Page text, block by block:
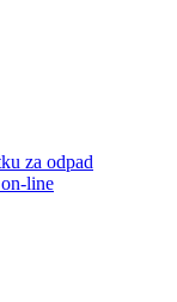
za odpad
line